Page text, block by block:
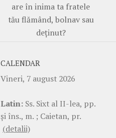
are în inima ta fratele
tău flămând, bolnav sau
deținut?
CALENDAR
Vineri, 7 august 2026
Latin: Ss. Sixt al II-lea, pp.
şi îns., m. ; Caietan, pr.
(detalii)